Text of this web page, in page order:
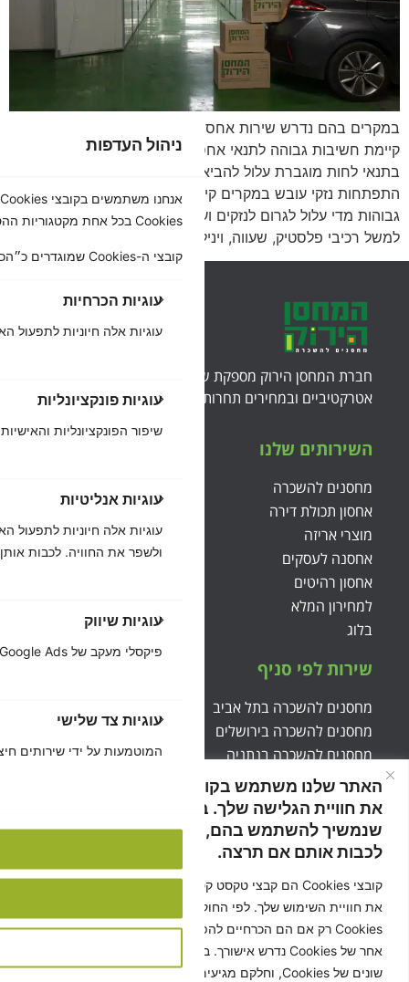
את חוויית הגלישה שלך. ברירת המחדל היא
שנמשיך להשתמש בהם, אבל תמיד תוכל לבחור
לכבות אותם אם תרצה.
קובצי Cookies הם קבצי טקסט קטנים שמאפשרים לאתרים לשפר
את חוויית השימוש שלך. לפי החוק, מותר לנו לשמור במכשיר שלך
Cookies רק אם הם הכרחיים להפעלה התקינה של האתר. לכל סוג
אחר של Cookies נדרש אישורך. באתר זה נעשה שימוש בסוגים
שונים של Cookies, וחלקם מגיעים משירותים חיצוניים שמוטמעים
ניהול העדפות
Cookies בכל אחת מקטגוריות ההסכמה המפורטות בהמשך.
קובצי ה-Cookies שמוגדרים כ״הכרחיים״ נשמרים בדפדפן שלך, משום שהם חיוניים להפעלה הבסיסית של האתר....
עוגיות הכרחיות
עוגיות אלה חיוניות לתפעול
עוגיות פונקציונליות
שיפור הפונקציונליות
עוגיות אנליטיות
ולשפר את החוויה. לכבות
עוגיות שיווק
פיקסלי מעקב של Facebook, Google Ads ורשתות פרסום המאפשרות להציג פרסומות רלוונטיות.
עוגיות צד שלישי
המוטמעות על ידי שירותים
במקרים בהם נדרש שירות אחסון תכולת דירה, או כל ציוד אחר,
קיימת חשיבות גבוהה לתנאי אחסון נאותים. כך למשל אחסון
בתנאי לחות מוגברת עלול להביא להתעוותות רהיטי עץ, כמו גם
התפתחות נזקי עובש במקרים קיצוניים. גם אחסון בטמפרטורות
גבוהות מדי עלול לגרום לנזקים ועיוותים במוצרים שונים, כמו
למשל רכיבי פלסטיק, שעווה, ויניל, וחומרים נוספים הרגישים […]
חברת המחסן הירוק מספקת שירותי אחסנה במיקומים
אטרקטיביים ובמחירים תחרותיים ושווים לכל כיס.
השירותים שלנו
מחסנים להשכרה
אחסון תכולת דירה
מוצרי אריזה
אחסנה לעסקים
אחסון רהיטים
למחירון המלא
בלוג
שירות לפי סניף
מחסנים להשכרה בתל אביב
מחסנים להשכרה בירושלים
מחסנים להשכרה בנתניה
מחסנים להשכרה בקרית ענבים
אחסון תכולת דירה בתל אביב
אחסון תכולת דירה בירושלים
צור קשר
טלפון: 077-9975203
פקס: 02-9944331
סניף ירושלים- איזור תעשייה